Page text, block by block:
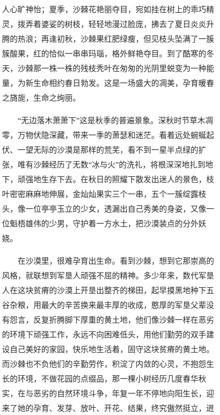
人心旷神怡；夏季，沙棘花艳丽夺目，宛如挂在树上的乖巧精
灵，拨弄着婆娑的树枝，轻轻地漫过脸庞，拂去了夏日炎炎升
腾的热浪；再逢初秋，沙棘果红肥绿瘦，但见枝头坠满了一簇
簇酸果，红的恰似一串串玛瑙，格外鲜艳夺目。到了酷寒的冬
天，沙棘那一株一株的残枝秃叶在匆匆的光阴里蜕变为一种能
量，为新生命相约春日勃发。这是一场盛大的凋美，孕育暖春
之旖旎，生命之绚丽。
“无边落木萧萧下”这是秋季的普遍景象。深秋时节草木凋
零，万物伏隐深藏，带来一季的萧瑟和迷茫。看着远处蜿蜒起
伏、一望无际的沙漠是那样的荒芜，看不到一星半点绿的扩
张，唯有沙棘经历了无数“冰与火”的洗礼，将根深深地扎到地
下，顽强地生存下去。在秋日的照耀下散发出迷人的景色，枝
叶密密麻麻地伸展，金灿灿果实三个一串，五个一簇绽露枝
头，像一位亭亭玉立的少女，透漏出自己秀美的身姿，又像一
位魁梧雄伟的少男，守护着一方水土，把沙漠装点的分外妖
娆。
在沙漠里，很难孕育出生命。看到沙棘，想到它那崇高的
风格，就联想到军垦人顽强不屈的精神。多少年来，数代军垦
人在这块贫瘠的沙漠上开垦出整齐的梯田，起早摸黑地种下五
谷杂粮，用最大的辛苦换来最丰厚的收成，憨厚的军垦父辈没
有怨言，反复折腾脚下厚重的黄土地，他们像沙棘一样在恶劣
的环境下顽强工作，永远不向困难低头，用他们勤劳的双手建
设自己美好的家园，快乐地生活着，固守这块贫瘠的黄土地。
而沙棘也不负他们的辛勤劳作，积淀了内敛的心灵，不抱怨生
长的环境，不做花园的点缀品，那一棵小树经历几度春华秋
实，在与恶劣的自然环境斗争，年复一年不停地向阳生长，迎
来了她的孕育、发芽、放叶、开花、结果，终究傲然挺立，迸